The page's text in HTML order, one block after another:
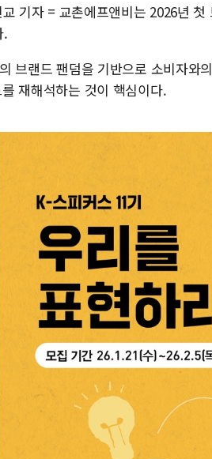
기자 = 교촌에프앤비는 2026년
.
브랜드 팬덤을 기반으로 소비자와
재해석하는 것이 핵심이다.